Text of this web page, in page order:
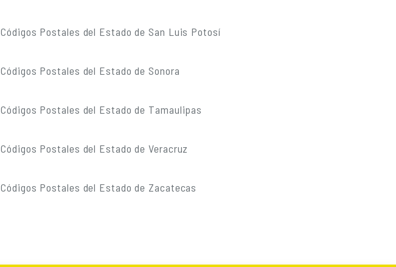
Códigos Postales del Estado de San Luis Potosí
Códigos Postales del Estado de Sonora
Códigos Postales del Estado de Tamaulipas
Códigos Postales del Estado de Veracruz
Códigos Postales del Estado de Zacatecas